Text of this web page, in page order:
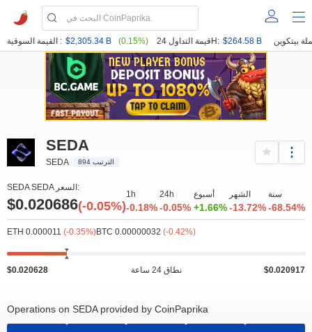
القيمة السوقية : $2,305.34 B (0.15%) قيمة التداول 24H: $264.58 B
SEDA
SEDA الترتيب 894
SEDA SEDA السعر:
$0.020686(-0.05%)
1h
-0.18%
24h
-0.05%
أسبوع
+1.66%
الشهر
-13.72%
سنة
-68.54%
ETH 0.000011 (-0.35%)BTC 0.00000032 (-0.42%)
$0.020628 نطاق 24 ساعة $0.020917
Operations on SEDA provided by CoinPaprika